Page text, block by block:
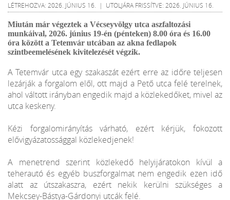
LÉTREHOZVA: 2026. JÚNIUS 16. | UTOLJÁRA FRISSÍTVE: 2026. JÚNIUS 16.
Miután már végeztek a Vécseyvölgy utca aszfaltozási
munkáival, 2026. június 19-én (pénteken) 8.00 óra és 16.00
óra között a Tetemvár utcában az akna fedlapok
szintbeemelésének kivitelezését végzik.
A Tetemvár utca egy szakaszát ezért erre az időre teljesen
lezárják a forgalom elől, ott majd a Pető utca felé terelnek,
ahol váltott irányban engedik majd a közlekedőket, mivel az
utca keskeny.
Kézi forgalomirányítás várható, ezért kérjük, fokozott
elővigyázatossággal közlekedjenek!
A menetrend szerint közlekedő helyijáratokon kívül a
teherautó és egyéb buszforgalmat nem engedik ezen idő
alatt az útszakaszra, ezért nekik kerülni szükséges a
Mekcsey-Bástya-Gárdonyi utcák felé.